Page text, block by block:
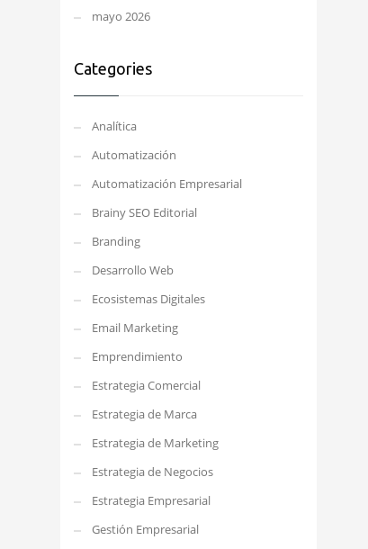
mayo 2026
Categories
Analítica
Automatización
Automatización Empresarial
Brainy SEO Editorial
Branding
Desarrollo Web
Ecosistemas Digitales
Email Marketing
Emprendimiento
Estrategia Comercial
Estrategia de Marca
Estrategia de Marketing
Estrategia de Negocios
Estrategia Empresarial
Gestión Empresarial